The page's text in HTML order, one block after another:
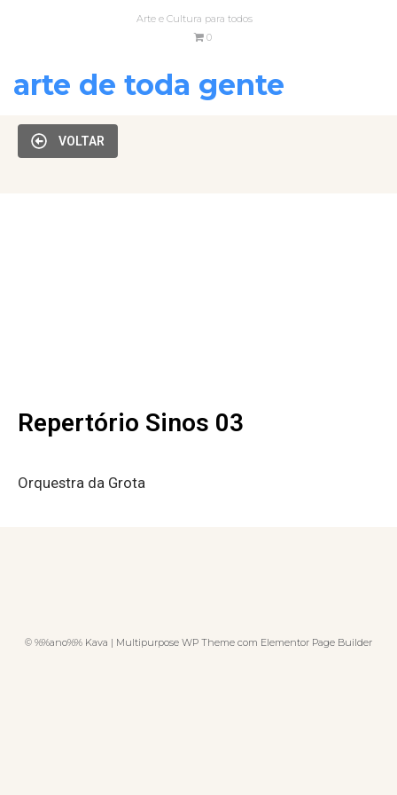
Arte e Cultura para todos
0
arte de toda gente
VOLTAR
Repertório Sinos 03
Orquestra da Grota
© %%ano%% Kava | Multipurpose WP Theme com Elementor Page Builder